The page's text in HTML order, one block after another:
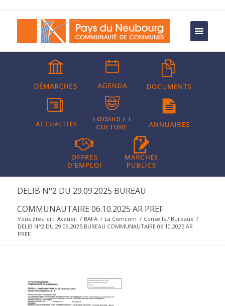
DELIB N°2 DU 29.09.2025 BUREAU
COMMUNAUTAIRE 06.10.2025 AR PREF
Vous êtes ici : Accueil / BAFA / La Comcom / Conseils / Bureaux /
DELIB N°2 DU 29.09.2025 BUREAU COMMUNAUTAIRE 06.10.2025 AR
PREF